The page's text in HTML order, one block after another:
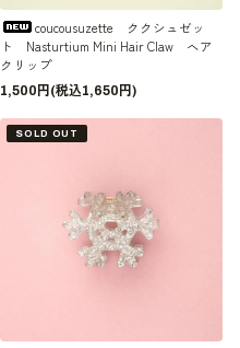
coucousuzette ククシュゼッ
ト Nasturtium Mini Hair Claw ヘア
クリップ
1,500円(税込1,650円)
SOLD OUT